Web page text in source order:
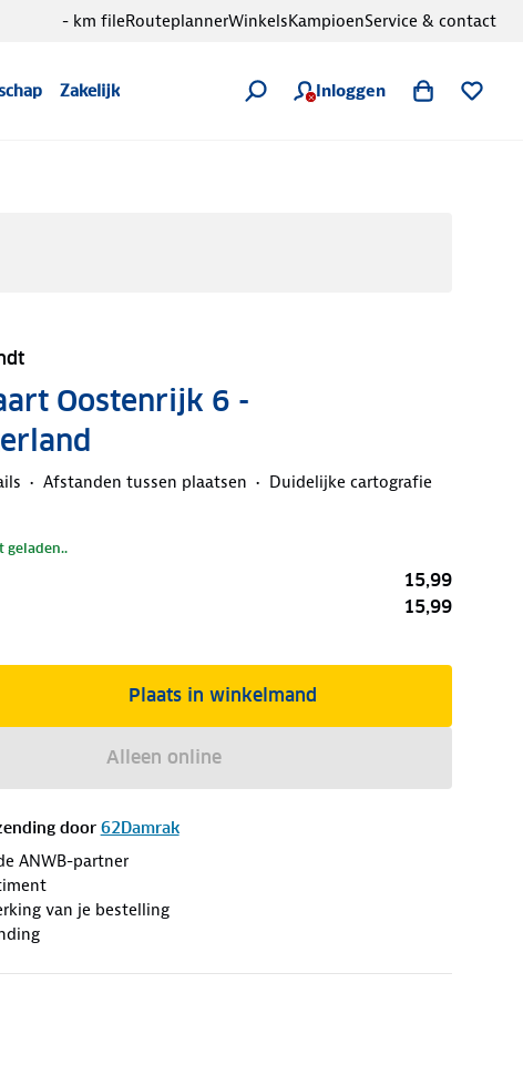
Zakelijk Inloggen
- km fileRouteplannerWinkelsKampioenService & contact
Oostenrijk 6 -
Afstanden tussen plaatsen Duidelijke cartografie
geladen..
15,99
15,99
Plaats in winkelmand
Alleen online
door 62Damrak
ANWB-partner
van je bestelling